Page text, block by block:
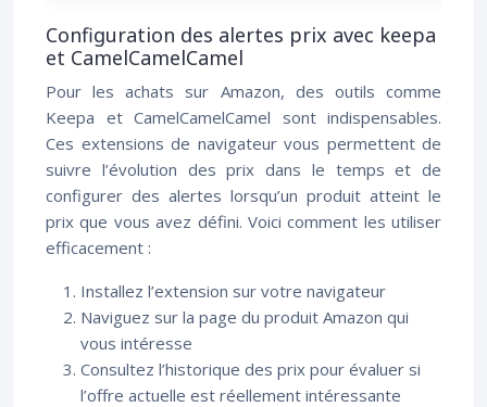
Configuration des alertes prix avec keepa
et CamelCamelCamel
Pour les achats sur Amazon, des outils comme
Keepa et CamelCamelCamel sont indispensables.
Ces extensions de navigateur vous permettent de
suivre l’évolution des prix dans le temps et de
configurer des alertes lorsqu’un produit atteint le
prix que vous avez défini. Voici comment les utiliser
efficacement :
Installez l’extension sur votre navigateur
Naviguez sur la page du produit Amazon qui
vous intéresse
Consultez l’historique des prix pour évaluer si
l’offre actuelle est réellement intéressante